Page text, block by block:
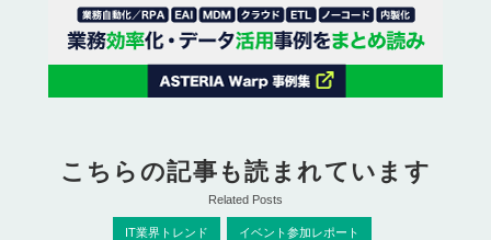
こちらの記事も読まれています
Related Posts
IT業界トレンド イベント参加レポート